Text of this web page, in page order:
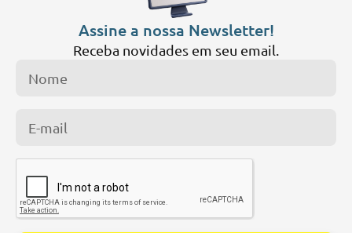
Assine a nossa Newsletter!
Receba novidades em seu email.